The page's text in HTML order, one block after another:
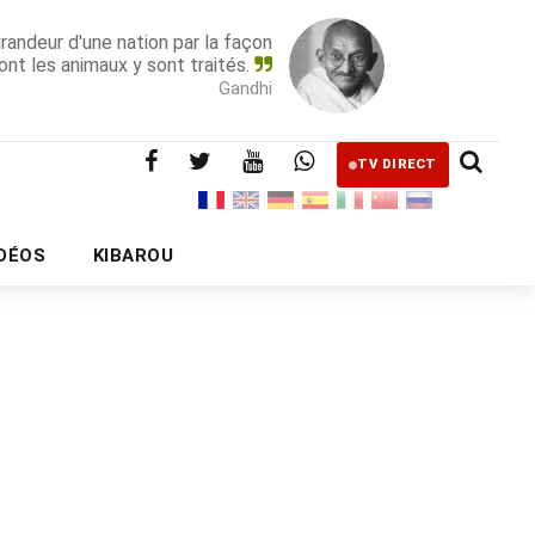
d'une nation par la façon
les animaux y sont traités.
Gandhi
TV DIRECT
KIBAROU